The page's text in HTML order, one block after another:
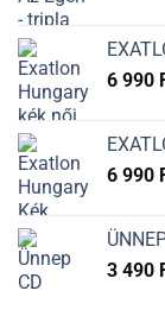
6 990
6 990
3 490